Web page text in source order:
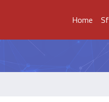
Home